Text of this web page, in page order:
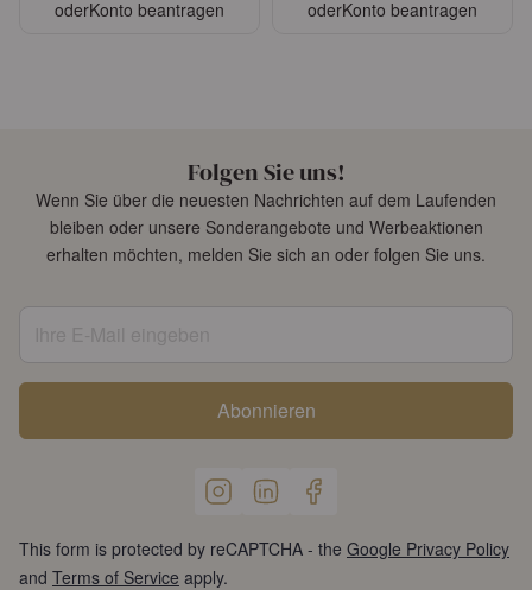
oderKonto beantragen oderKonto beantragen
Folgen Sie uns!
Wenn Sie über die neuesten Nachrichten auf dem Laufenden
bleiben oder unsere Sonderangebote und Werbeaktionen
erhalten möchten, melden Sie sich an oder folgen Sie uns.
Abonnieren
This form is protected by reCAPTCHA - the Google Privacy Policy
and Terms of Service apply.